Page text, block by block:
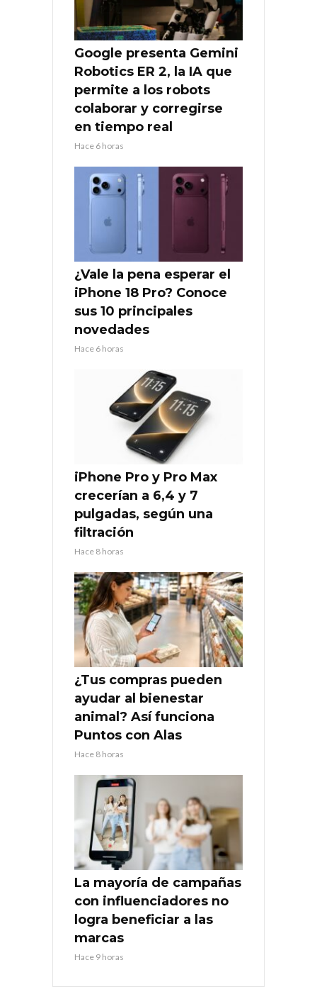
Google presenta Gemini
Robotics ER 2, la IA que
permite a los robots
colaborar y corregirse
en tiempo real
Hace 6 horas
¿Vale la pena esperar el
iPhone 18 Pro? Conoce
sus 10 principales
novedades
Hace 6 horas
iPhone Pro y Pro Max
crecerían a 6,4 y 7
pulgadas, según una
filtración
Hace 8 horas
¿Tus compras pueden
ayudar al bienestar
animal? Así funciona
Puntos con Alas
Hace 8 horas
La mayoría de campañas
con influenciadores no
logra beneficiar a las
marcas
Hace 9 horas